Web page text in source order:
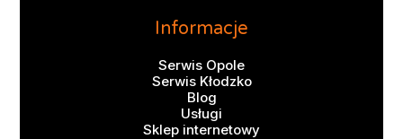
Informacje
Serwis Opole
Serwis Kłodzko
Blog
Usługi
Sklep internetowy